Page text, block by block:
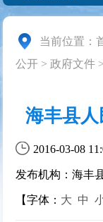
当前位置：
公开 >政府文件
海丰县人
2016-03-08
发布机构：海丰
【字体： 大 中